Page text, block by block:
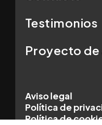
Testimonios
Proyecto
Aviso legal
Política de
Política de